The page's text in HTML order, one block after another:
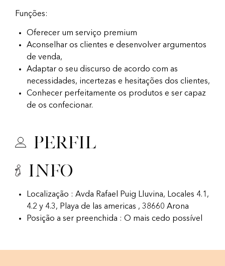
Funções:
Oferecer um serviço premium
Aconselhar os clientes e desenvolver argumentos
de venda,
Adaptar o seu discurso de acordo com as
necessidades, incertezas e hesitações dos clientes,
Conhecer perfeitamente os produtos e ser capaz
de os confecionar.
Perfil
Info
Localização : Avda Rafael Puig Lluvina, Locales 4.1,
4.2 y 4.3, Playa de las americas , 38660 Arona
Posição a ser preenchida : O mais cedo possível